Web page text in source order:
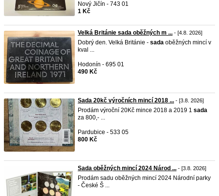
Nový Jičín - 743 01
1 Kč
Velká Británie sada oběžných m ... - [4.8. 2026]
Dobrý den. Velká Británie - sada oběžných mincí v
kval ...
Hodonín - 695 01
490 Kč
Sada 20kč výročních mincí 2018 ... - [3.8. 2026]
Prodám výroční 20Kč mince 2018 a 2019 1 sada
za 800,- ...
Pardubice - 533 05
800 Kč
Sada oběžných mincí 2024 Národ ... - [3.8. 2026]
Prodám sadu oběžných mincí 2024 Národní parky
- České Š ...